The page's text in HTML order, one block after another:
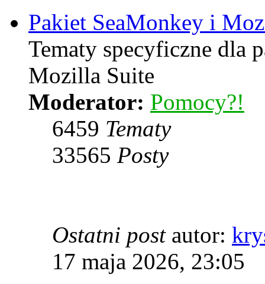
Pakiet SeaMonkey i
Tematy specyficzne dla
Mozilla Suite
Moderator: Pomocy?!
6459 Tematy
33565 Posty
Ostatni postautor:
17 maja 2026, 23:05